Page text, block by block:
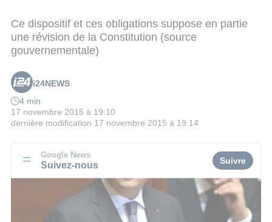
Ce dispositif et ces obligations suppose en partie
une révision de la Constitution (source
gouvernementale)
i24NEWS
4 min
17 novembre 2015 à 19:10
dernière modification 17 novembre 2015 à 19:14
Google News
Suivez-nous Suivre